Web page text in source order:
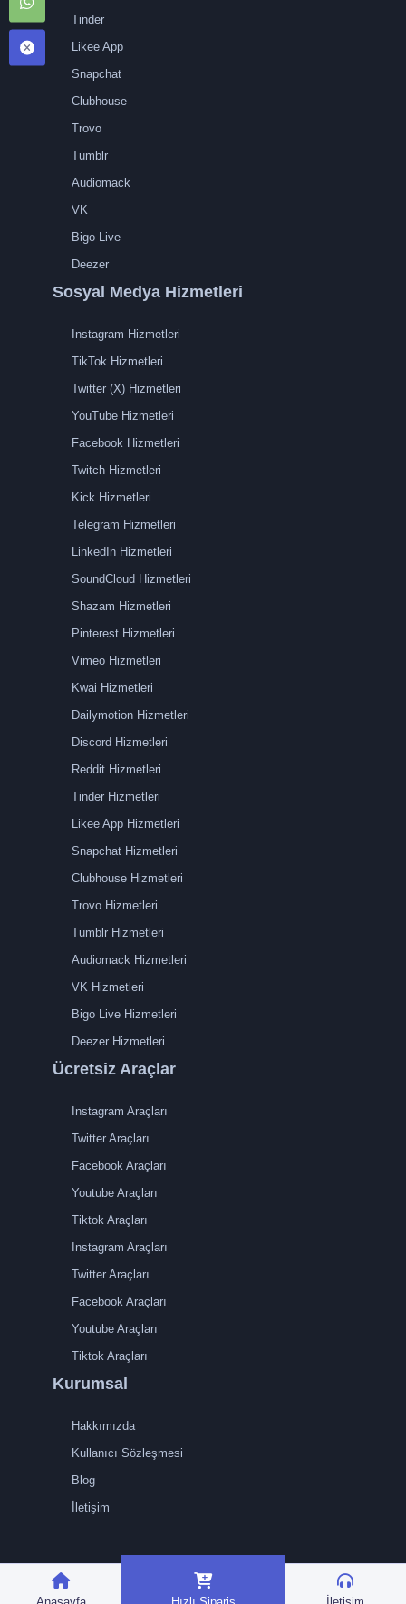
Tinder
Likee App
Snapchat
Clubhouse
Trovo
Tumblr
Audiomack
VK
Bigo Live
Deezer
Sosyal Medya Hizmetleri
Instagram Hizmetleri
TikTok Hizmetleri
Twitter (X) Hizmetleri
YouTube Hizmetleri
Facebook Hizmetleri
Twitch Hizmetleri
Kick Hizmetleri
Telegram Hizmetleri
LinkedIn Hizmetleri
SoundCloud Hizmetleri
Shazam Hizmetleri
Pinterest Hizmetleri
Vimeo Hizmetleri
Kwai Hizmetleri
Dailymotion Hizmetleri
Discord Hizmetleri
Reddit Hizmetleri
Tinder Hizmetleri
Likee App Hizmetleri
Snapchat Hizmetleri
Clubhouse Hizmetleri
Trovo Hizmetleri
Tumblr Hizmetleri
Audiomack Hizmetleri
VK Hizmetleri
Bigo Live Hizmetleri
Deezer Hizmetleri
Ücretsiz Araçlar
Instagram Araçları
Twitter Araçları
Facebook Araçları
Youtube Araçları
Tiktok Araçları
Instagram Araçları
Twitter Araçları
Facebook Araçları
Youtube Araçları
Tiktok Araçları
Kurumsal
Hakkımızda
Kullanıcı Sözleşmesi
Blog
İletişim
TRMedya 2026 © Tüm
hakları saklıdır.